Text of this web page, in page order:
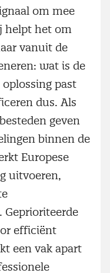
om mee
helpt het om
vanuit de
wat is de
past
dus. Als
geven
binnen de
Europese
uitvoeren,
Geprioriteerde
efficiënt
een vak apart